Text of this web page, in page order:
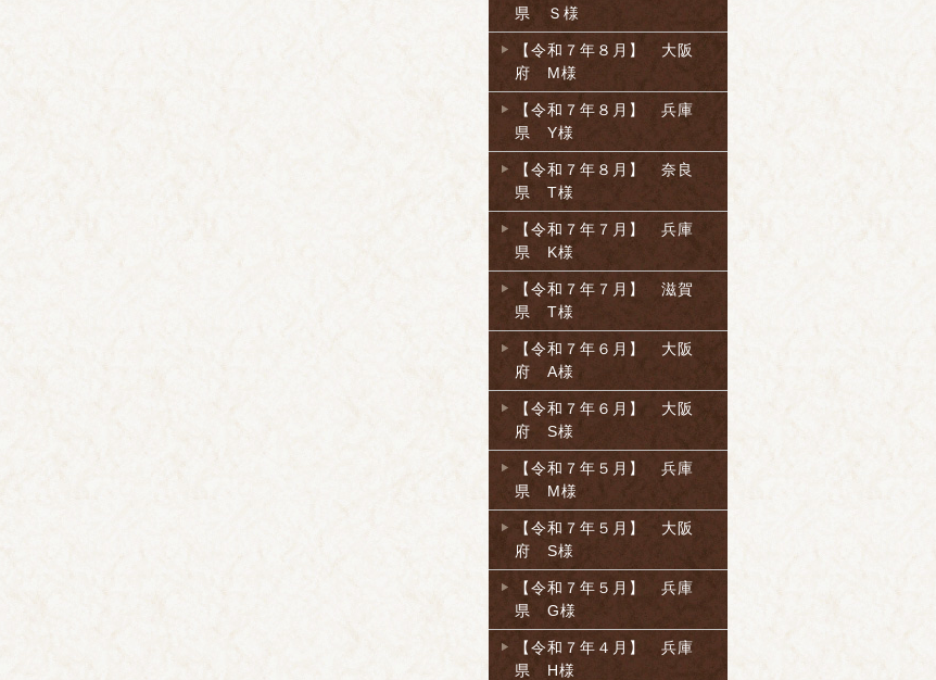
県 Ｓ様
【令和７年８月】 大阪
府 M様
【令和７年８月】 兵庫
県 Y様
【令和７年８月】 奈良
県 T様
【令和７年７月】 兵庫
県 K様
【令和７年７月】 滋賀
県 T様
【令和７年６月】 大阪
府 A様
【令和７年６月】 大阪
府 S様
【令和７年５月】 兵庫
県 M様
【令和７年５月】 大阪
府 S様
【令和７年５月】 兵庫
県 G様
【令和７年４月】 兵庫
県 H様